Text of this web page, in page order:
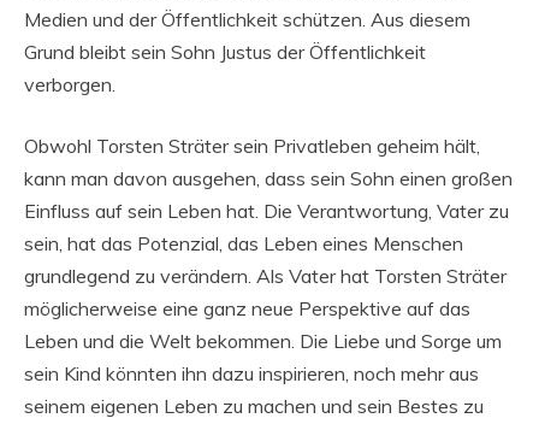
Medien und der Öffentlichkeit schützen. Aus diesem
Grund bleibt sein Sohn Justus der Öffentlichkeit
verborgen.
Obwohl Torsten Sträter sein Privatleben geheim hält,
kann man davon ausgehen, dass sein Sohn einen großen
Einfluss auf sein Leben hat. Die Verantwortung, Vater zu
sein, hat das Potenzial, das Leben eines Menschen
grundlegend zu verändern. Als Vater hat Torsten Sträter
möglicherweise eine ganz neue Perspektive auf das
Leben und die Welt bekommen. Die Liebe und Sorge um
sein Kind könnten ihn dazu inspirieren, noch mehr aus
seinem eigenen Leben zu machen und sein Bestes zu